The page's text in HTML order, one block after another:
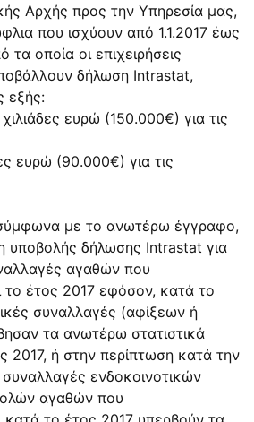
Αρχής προς την Υπηρεσία μας,
που ισχύουν από 1.1.2017 έως
τα οποία οι επιχειρήσεις
δήλωση Intrastat,
εξής:
ευρώ (150.000€) για τις
ευρώ (90.000€) για τις
σύμφωνα με το ανωτέρω έγγραφο,
υποβολής δήλωσης Intrastat για
αγαθών που
το έτος 2017 εφόσον, κατά το
συναλλαγές (αφίξεων ή
τα ανωτέρω στατιστικά
2017, ή στην περίπτωση κατά την
ενδοκοινοτικών
αγαθών που